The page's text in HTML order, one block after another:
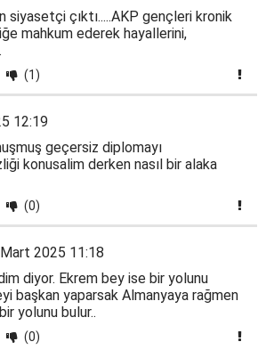
siyasetçi çıktı.....AKP gençleri kronik
mahkum ederek hayallerini,
(1)
12:19
geçersiz diplomayı
konusalim derken nasıl bir alaka
(0)
2025 11:18
diyor. Ekrem bey ise bir yolunu
başkan yaparsak Almanyaya rağmen
yolunu bulur..
(0)